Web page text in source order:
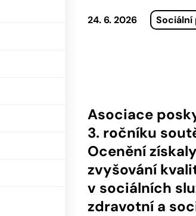
24. 6. 2026
Asociace
3. ročníku
Ocenění
zvyšování
v sociálních
zdravotní a